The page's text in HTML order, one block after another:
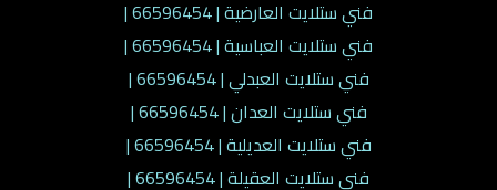
فني ستلايت العارضية | 66596454 |
فني ستلايت العباسية | 66596454 |
فني ستلايت العبدلي | 66596454 |
فني ستلايت العدان | 66596454 |
فني ستلايت العديلية | 66596454 |
فني ستلايت العقيلة | 66596454 |